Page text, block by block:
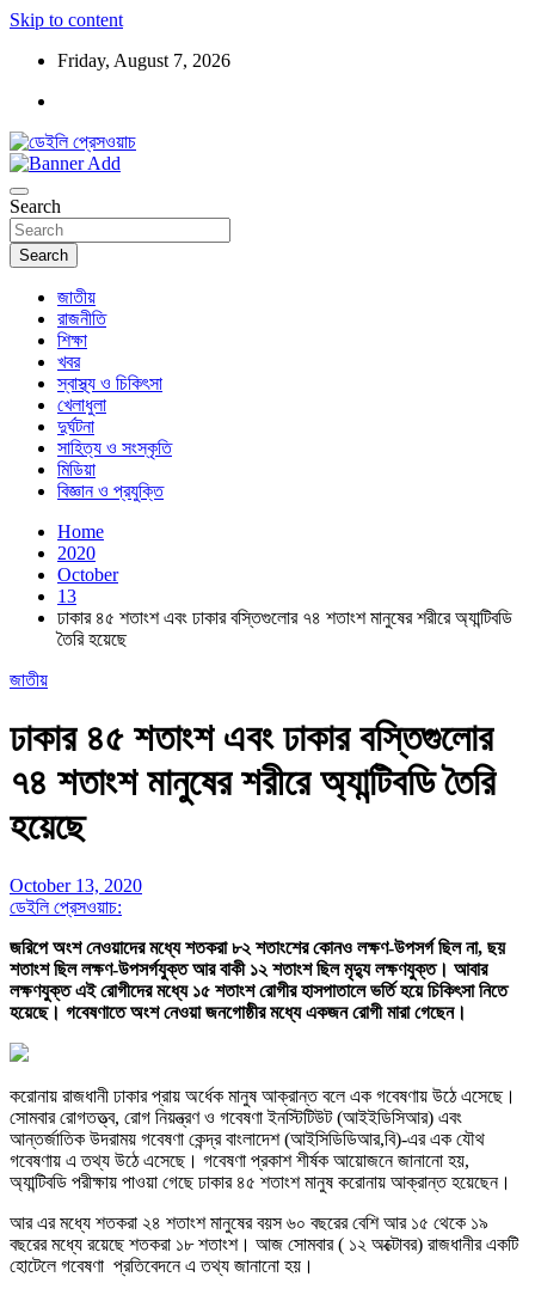
Skip to content
Friday, August 7, 2026
ডেইলি প্রেসওয়াচ
Search
Search
জাতীয়
রাজনীতি
শিক্ষা
খবর
স্বাস্থ্য ও চিকিৎসা
খেলাধুলা
দুর্ঘটনা
সাহিত্য ও সংস্কৃতি
মিডিয়া
বিজ্ঞান ও প্রযুক্তি
Home
2020
October
13
ঢাকার ৪৫ শতাংশ এবং ঢাকার বস্তিগুলোর ৭৪ শতাংশ মানুষের শরীরে অ্যান্টিবডি
তৈরি হয়েছে
জাতীয়
ঢাকার ৪৫ শতাংশ এবং ঢাকার বস্তিগুলোর
৭৪ শতাংশ মানুষের শরীরে অ্যান্টিবডি তৈরি
হয়েছে
October 13, 2020
ডেইলি প্রেসওয়াচ:
জরিপে অংশ নেওয়াদের মধ্যে শতকরা ৮২ শতাংশের কোনও লক্ষণ-উপসর্গ ছিল না, ছয়
শতাংশ ছিল লক্ষণ-উপসর্গযুক্ত আর বাকী ১২ শতাংশ ছিল মৃদ্যু লক্ষণযুক্ত। আবার
লক্ষণযুক্ত এই রোগীদের মধ্যে ১৫ শতাংশ রোগীর হাসপাতালে ভর্তি হয়ে চিকিৎসা নিতে
হয়েছে। গবেষণাতে অংশ নেওয়া জনগোষ্ঠীর মধ্যে একজন রোগী মারা গেছেন।
করোনায় রাজধানী ঢাকার প্রায় অর্ধেক মানুষ আক্রান্ত বলে এক গবেষণায় উঠে এসেছে।
সোমবার রোগতত্ত্ব, রোগ নিয়ন্ত্রণ ও গবেষণা ইনস্টিটিউট (আইইডিসিআর) এবং
আন্তর্জাতিক উদরাময় গবেষণা কেন্দ্র বাংলাদেশ (আইসিডিডিআর,বি)-এর এক যৌথ
গবেষণায় এ তথ্য উঠে এসেছে। গবেষণা প্রকাশ শীর্ষক আয়োজনে জানানো হয়,
অ্যান্টিবডি পরীক্ষায় পাওয়া গেছে ঢাকার ৪৫ শতাংশ মানুষ করোনায় আক্রান্ত হয়েছেন।
আর এর মধ্যে শতকরা ২৪ শতাংশ মানুষের বয়স ৬০ বছরের বেশি আর ১৫ থেকে ১৯
বছরের মধ্যে রয়েছে শতকরা ১৮ শতাংশ। আজ সোমবার ( ১২ অক্টোবর) রাজধানীর একটি
হোটেলে গবেষণা প্রতিবেদনে এ তথ্য জানানো হয়।